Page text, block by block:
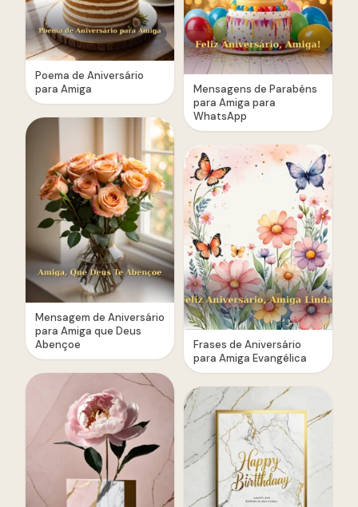
Poema de Aniversário
para Amiga
Mensagem de Aniversário
para Amiga que Deus
Abençoe
Mensagens de Parabéns
para Amiga para
WhatsApp
Frases de Aniversário
para Amiga Evangélica